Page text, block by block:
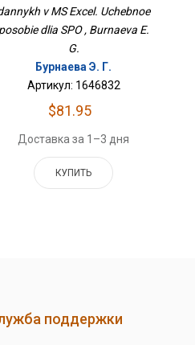
v MS Excel. Uchebnoe
posobie dlia SPO , Burnaeva E.
G.
Бурнаева Э. Г.
Артикул: 1646832
$81.95
Доставка за 1–3 дня
КУПИТЬ
поддержки